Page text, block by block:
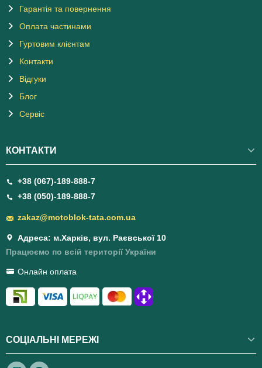
Гарантія та повернення
Оплата частинами
Гуртовим клієнтам
Контакти
Відгуки
Блог
Сервіс
КОНТАКТИ
+38 (067)-189-888-7
+38 (050)-189-888-7
zakaz@motoblok-tata.com.ua
Адреса: м.Харків, вул. Раєвської 10
Працюємо по всій території України
Онлайн оплата
СОЦІАЛЬНІ МЕРЕЖІ